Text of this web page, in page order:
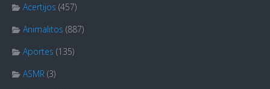
Acertijos (457)
Animalitos (887)
Aportes (135)
ASMR (3)